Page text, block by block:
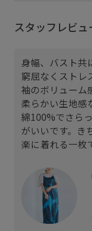
スタッフレビュ
身幅、バスト共
窮屈なくストレ
袖のボリューム
柔らかい生地感
綿100%でさら
がいいです。き
楽に着れる一枚